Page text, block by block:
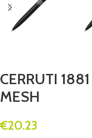
CERRUTI
MESH
€20.23